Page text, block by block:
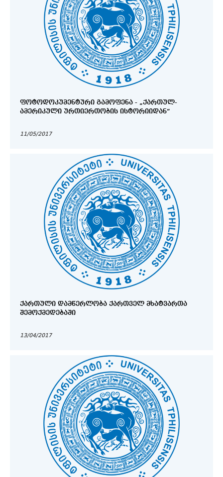
ᲤᲝᲢᲝᲓᲝᲙᲣᲛᲔᲜᲢᲣᲠᲘ ᲒᲐᲛᲝᲤᲔᲜᲐ - „ᲥᲐᲠᲗᲣᲚ-
ᲐᲛᲔᲠᲘᲙᲣᲚᲘ ᲣᲠᲗᲘᲔᲠᲗᲝᲑᲘᲡ ᲘᲡᲢᲝᲠᲘᲘᲓᲐᲜ“
11/05/2017
ᲥᲐᲠᲗᲣᲚᲘ ᲓᲐᲛᲬᲔᲠᲚᲝᲑᲐ ᲥᲐᲠᲗᲕᲔᲚ ᲛᲮᲐᲢᲕᲐᲠᲗᲐ
ᲨᲔᲛᲝᲥᲛᲔᲓᲔᲑᲐᲨᲘ
13/04/2017